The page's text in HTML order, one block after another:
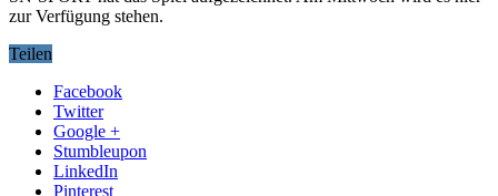
zur Verfügung stehen.
Teilen
Facebook
Twitter
Google +
Stumbleupon
LinkedIn
Pinterest